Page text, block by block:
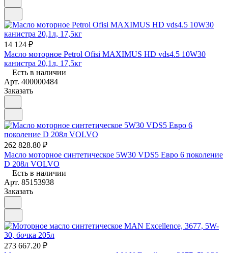
14 124 ₽
Масло моторное Petrol Ofisi MAXIMUS HD vds4.5 10W30
канистра 20,1л, 17,5кг
Есть в наличии
Арт. 400000484
Заказать
262 828.80 ₽
Масло моторное синтетическое 5W30 VDS5 Евро 6 поколение
D 208л VOLVO
Есть в наличии
Арт. 85153938
Заказать
273 667.20 ₽